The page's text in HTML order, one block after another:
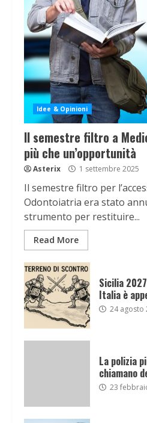
Idee & Opinioni
Il semestre filtro a
più che un’opportunità
Asterix 1 settembre 2025
Il semestre filtro per
Odontoiatria era stato
strumento per restituire...
Read More
Sicilia
Italia è
24 agosto
La polizia
chiamano
23